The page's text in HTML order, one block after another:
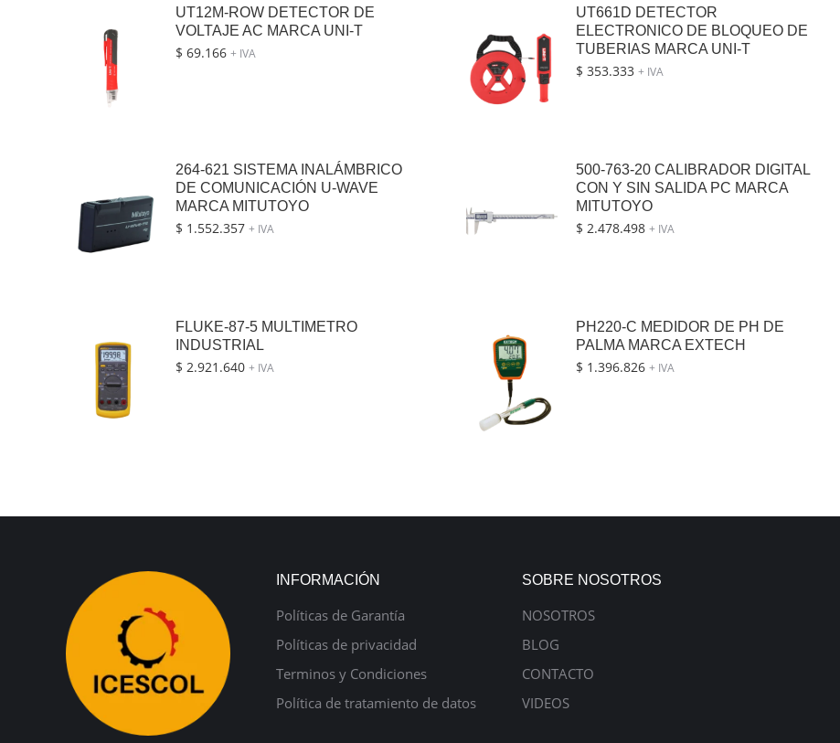
UT12M-ROW DETECTOR DE
VOLTAJE AC MARCA UNI-T
$ 69.166 + IVA
UT661D DETECTOR
ELECTRONICO DE BLOQUEO DE
TUBERIAS MARCA UNI-T
$ 353.333 + IVA
264-621 SISTEMA INALÁMBRICO
DE COMUNICACIÓN U-WAVE
MARCA MITUTOYO
$ 1.552.357 + IVA
500-763-20 CALIBRADOR DIGITAL
CON Y SIN SALIDA PC MARCA
MITUTOYO
$ 2.478.498 + IVA
FLUKE-87-5 MULTIMETRO
INDUSTRIAL
$ 2.921.640 + IVA
PH220-C MEDIDOR DE PH DE
PALMA MARCA EXTECH
$ 1.396.826 + IVA
INFORMACIÓN
Políticas de Garantía
Políticas de privacidad
Terminos y Condiciones
Política de tratamiento de datos
SOBRE NOSOTROS
NOSOTROS
BLOG
CONTACTO
VIDEOS